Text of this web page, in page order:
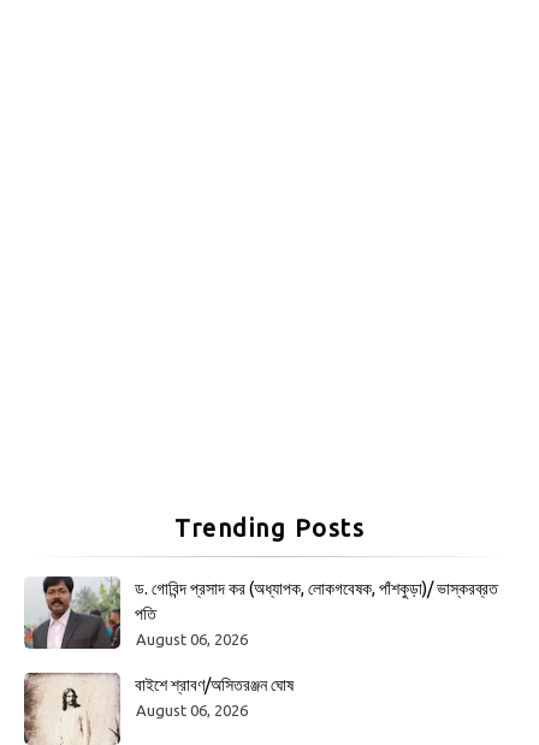
Trending Posts
ড. গোবিন্দ প্রসাদ কর (অধ্যাপক, লোকগবেষক, পাঁশকুড়া)/ ভাস্করব্রত
পতি
August 06, 2026
বাইশে শ্রাবণ/অসিতরঞ্জন ঘোষ
August 06, 2026